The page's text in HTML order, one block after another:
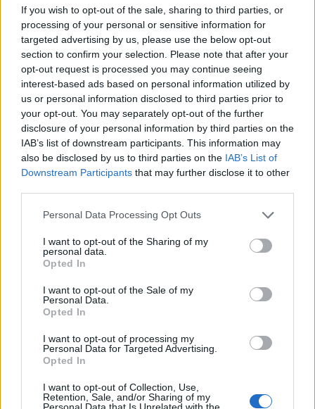
If you wish to opt-out of the sale, sharing to third parties, or
processing of your personal or sensitive information for
targeted advertising by us, please use the below opt-out
section to confirm your selection. Please note that after your
opt-out request is processed you may continue seeing
interest-based ads based on personal information utilized by
us or personal information disclosed to third parties prior to
your opt-out. You may separately opt-out of the further
disclosure of your personal information by third parties on the
IAB’s list of downstream participants. This information may
also be disclosed by us to third parties on the IAB’s List of
Downstream Participants that may further disclose it to other
Personal Data Processing Opt Outs
I want to opt-out of the Sharing of my
personal data.
Opted In
I want to opt-out of the Sale of my
Personal Data.
Opted In
I want to opt-out of processing my
Personal Data for Targeted Advertising.
Opted In
I want to opt-out of Collection, Use,
Retention, Sale, and/or Sharing of my
Personal Data that Is Unrelated with the
dějů v ní docela zajímavý
rozměr. Na většině území je naše krajina silně fragmentovaná a
stejnorodé krajinné celky v ní nacházíme pouze v málo narušených
oblastech s omezeným vlivem lidské činnosti.
Nejstarší organismy v Podyjí jsou staré stovky let,
zjistili vědci
13.2.2015 (NP Podyjí
Až osm set let staré mohou
být kořenové systémy pařezin
nedaleko Šobesu. Pamatují tak
českými králi, Svatá říše
bojovala s papeži nebo účastníky posledních křížových výprav.
práce odborníků z Výzkumného ústavu Silva Taroucy pro krajinu a
Správy Národního parku Podyjí. nyní přemýšlejí, jak pařeziny
zachovat a výmladkové hospodaření do Podyjí na vybraných
místech vrátit.
Jezevec lesní – mistr tajných chodeb
Snad v každém kraji, zejména v
lesnatých oblastech, můžeme
kopec či skálu. Tato lidová
označení dávají příchozím tušit přítomnost naší největší kunovité